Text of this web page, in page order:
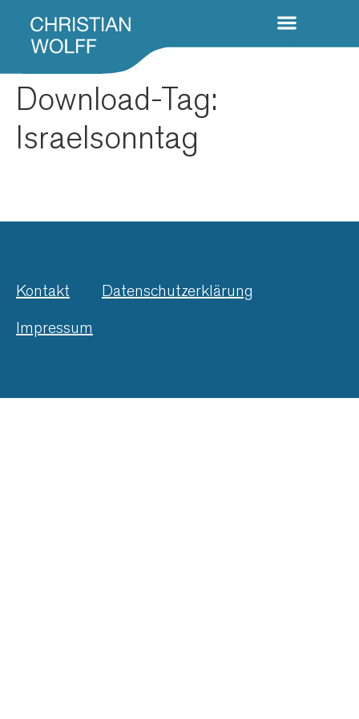
Download-Tag:
Israelsonntag
Kontakt
Datenschutzerklärung
Impressum